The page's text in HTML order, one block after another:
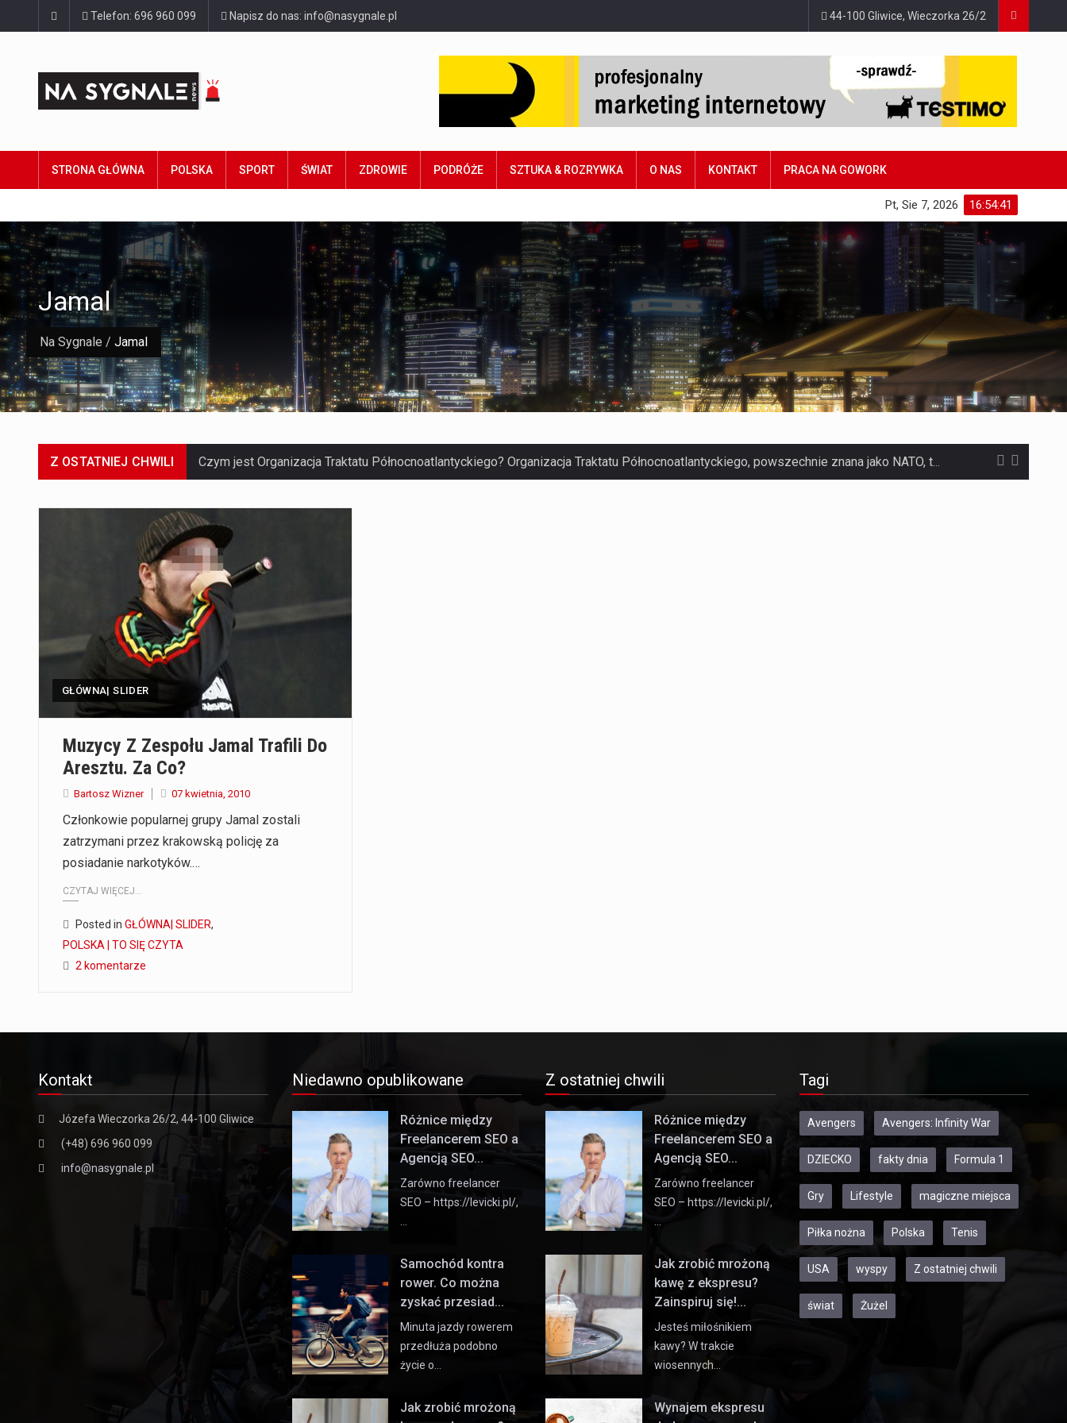
Telefon: 696 960 099 Napisz do nas: info@nasygnale.pl 44-100 Gliwice, Wieczorka 26/2
STRONA GŁÓWNA POLSKA SPORT ŚWIAT ZDROWIE PODRÓŻE SZTUKA & ROZRYWKA O NAS KONTAKT PRACA NA GOWORK
16:54:42
Pt, Sie 7, 2026
Na Sygnale / Jamal
Jamal
Z OSTATNIEJ CHWILI
GŁÓWNA| SLIDER
Muzycy Z Zespołu Jamal Trafili Do
Aresztu. Za Co?
Bartosz Wizner 07 kwietnia, 2010
Członkowie popularnej grupy Jamal zostali
zatrzymani przez krakowską policję za
posiadanie narkotyków.…
CZYTAJ WIĘCEJ...
Posted in GŁÓWNA| SLIDER,
POLSKA | TO SIĘ CZYTA
2 komentarze
Kontakt
Józefa Wieczorka 26/2, 44-100 Gliwice
(+48) 696 960 099
info@nasygnale.pl
Niedawno opublikowane
Różnice między
Freelancerem SEO a
Agencją SEO...
Zarówno freelancer
SEO – https://levicki.pl/,
Samochód kontra
rower. Co można
zyskać przesiad...
Minuta jazdy rowerem
przedłuża podobno
życie o…
Jak zrobić mrożoną
Z ostatniej chwili
Różnice między
Freelancerem SEO a
Agencją SEO...
Zarówno freelancer
SEO – https://levicki.pl/,
Jak zrobić mrożoną
kawę z ekspresu?
Zainspiruj się!...
Jesteś miłośnikiem
kawy? W trakcie
wiosennych…
Wynajem ekspresu
Tagi
Avengers Avengers: Infinity War
DZIECKO fakty dnia Formula 1
Gry Lifestyle magiczne miejsca
Piłka nożna Polska Tenis
USA wyspy Z ostatniej chwili
świat Żużel